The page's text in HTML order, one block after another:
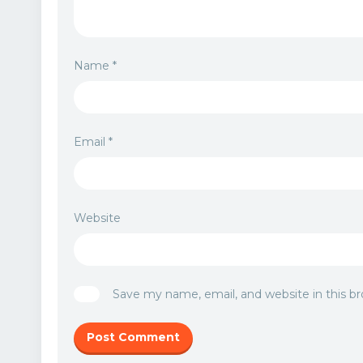
Name *
Email *
Website
Save my name, email, and website in this